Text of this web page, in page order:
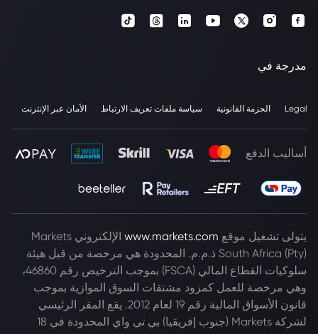
مدرجة في
Legal الحزمة القانونية سياسة ملفات تعريف الارتباط الأمان عبر الإنترنت
أساليب الدفع
يتولى تشغيل موقع www.markets.com
الإلكتروني Markets
South Africa (Pty) ذ.م.م. المحدودة هي مرخصة من قبل هيئة
سلوكيات القطاع المالي (FSCA) بموجب الترخيص رقم 46860،
وهي مرخصة للعمل كمزود مشتقات السوق الموازية بموجب
قانون الأسواق المالية رقم 19 لعام 2012. يقع المقر الرئيسي
لشركة Markets (جنوب إفريقيا) بي تي واي المحدودة في 18